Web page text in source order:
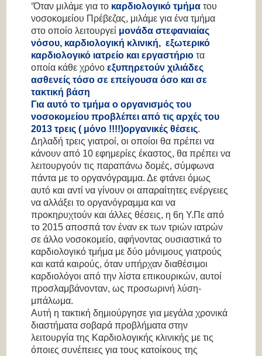
‘Όταν μιλάμε για το καρδιολογικό τμήμα του
νοσοκομείου Πρέβεζας, μιλάμε για ένα τμήμα
στο οποίο λειτουργεί μονάδα στεφανιαίας
νόσου, καρδιολογική κλινική, εξωτερικό
καρδιολογικό ιατρείο και εργαστήριο τα
οποία κάθε χρόνοεξυπηρετούν χιλιάδες
ασθενείς τόσο σε επείγουσα όσο και σε
τακτική βάση
Για αυτό το τμήμα ο οργανισμός του
νοσοκομείου προβλέπει από τις αρχές του
2013 τρεις ( μόνο !!!!)οργανικές θέσεις.
Δηλαδή τρεις γιατροί, οι οποίοι θα πρέπει να
κάνουν από 10 εφημερίες έκαστος, θα πρέπει να
λειτουργούν τις παραπάνω δομές, σύμφωνα
πάντα με το οργανόγραμμα. Δε φτάνει όμως
αυτό και αντί να γίνουν οι απαραίτητες ενέργειες
να αλλάξει το οργανόγραμμα και να
προκηρυχτούν και άλλες θέσεις, η 6η Υ.Πε από
το 2015 αποσπά τον έναν εκ των τριών ιατρών
σε άλλο νοσοκομείο, αφήνοντας ουσιαστικά το
καρδιολογικό τμήμα με δύο μόνιμους γιατρούς
και κατά καιρούς, όταν υπήρχαν διαθέσιμοι
καρδιολόγοι από την λίστα επικουρικών, αυτοί
προσλαμβάνονταν, ως προσωρινή λύση-
μπάλωμα.
Αυτή η τακτική δημιούργησε για μεγάλα χρονικά
διαστήματα σοβαρά προβλήματα στην
λειτουργία της Καρδιολογικής κλινικής με τις
όποιες συνέπειες για τους κατοίκους της